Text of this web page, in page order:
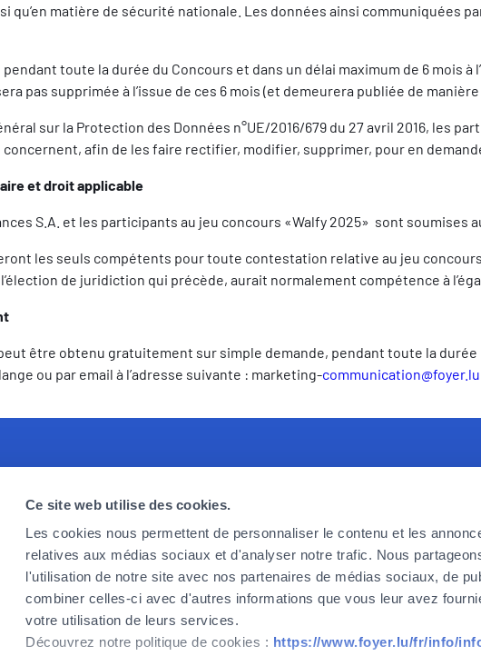
Ce site web utilise des cookies.
Les cookies nous permettent de personnaliser le contenu et les
relatives aux médias sociaux et d'analyser notre trafic. Nous
l'utilisation de notre site avec nos partenaires de médias sociaux, de
combiner celles-ci avec d'autres informations que vous leur avez
votre utilisation de leurs services.
Découvrez notre politique de cookies : https://www.foyer.lu/fr/info/
qu’en matière de sécurité nationale. Les données ainsi communiquées
toute la durée du Concours et dans un délai maximum de 6 mois
pas supprimée à l’issue de ces 6 mois (et demeurera publiée de
sur la Protection des Données n°UE/2016/679 du 27 avril 2016, les
afin de les faire rectifier, modifier, supprimer, pour en
et droit applicable
S.A. et les participants au jeu concours «Walfy 2025» sont soumises
les seuls compétents pour toute contestation relative au jeu
de juridiction qui précède, aurait normalement compétence à
être obtenu gratuitement sur simple demande, pendant toute la
ou par email à l’adresse suivante : marketing-communication@foyer.lu
MyFoyer app
vos
santé.
en temps réel et
d’urgence 24h/24
Foyer recrute
Nous recherchons des collaborateurs
engagés, performants et enthousiastes,
prêts à relever nos défis d’aujourd’hui et de
demain. Si vous souhaitez faire partie de
l’aventure alors n’attendez plus.
Foyer
L-3372